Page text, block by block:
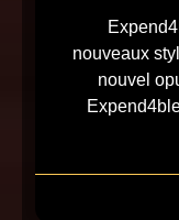
nouveaux
nouvel